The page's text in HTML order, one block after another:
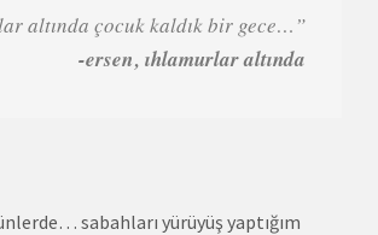
altında çocuk kaldık bir gece…”
-ersen , ıhlamurlar altında
sabahları yürüyüş yaptığım